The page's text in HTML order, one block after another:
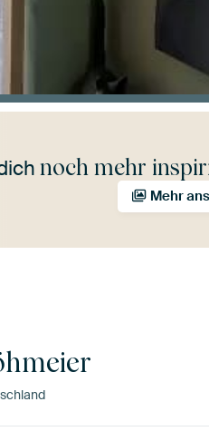
noch mehr
Mehr